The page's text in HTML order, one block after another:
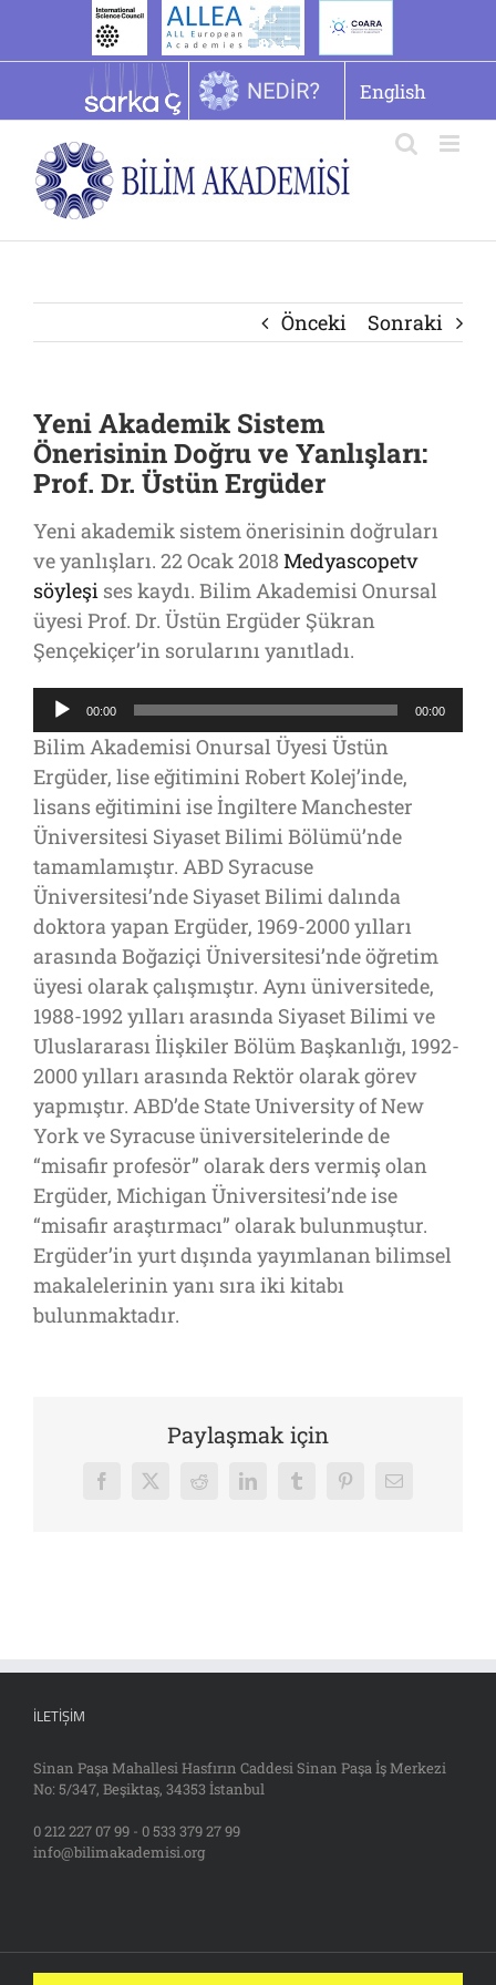
English
Önceki Sonraki
Yeni Akademik Sistem
Önerisinin Doğru ve Yanlışları:
Prof. Dr. Üstün Ergüder
Yeni akademik sistem önerisinin doğruları
ve yanlışları. 22 Ocak 2018 Medyascopetv
söyleşi ses kaydı. Bilim Akademisi Onursal
üyesi Prof. Dr. Üstün Ergüder Şükran
Şençekiçer’in sorularını yanıtladı.
Ses
oynatıcı
00:00 00:00
Bilim Akademisi Onursal Üyesi Üstün
Ergüder, lise eğitimini Robert Kolej’inde,
lisans eğitimini ise İngiltere Manchester
Üniversitesi Siyaset Bilimi Bölümü’nde
tamamlamıştır. ABD Syracuse
Üniversitesi’nde Siyaset Bilimi dalında
doktora yapan Ergüder, 1969-2000 yılları
arasında Boğaziçi Üniversitesi’nde öğretim
üyesi olarak çalışmıştır. Aynı üniversitede,
1988-1992 yılları arasında Siyaset Bilimi ve
Uluslararası İlişkiler Bölüm Başkanlığı, 1992-
2000 yılları arasında Rektör olarak görev
yapmıştır. ABD’de State University of New
York ve Syracuse üniversitelerinde de
“misafir profesör” olarak ders vermiş olan
Ergüder, Michigan Üniversitesi’nde ise
“misafir araştırmacı” olarak bulunmuştur.
Ergüder’in yurt dışında yayımlanan bilimsel
makalelerinin yanı sıra iki kitabı
bulunmaktadır.
Paylaşmak için
Facebook
X Reddit LinkedInTumblrPinterest
E-
İLETIŞIM
Sinan Paşa Mahallesi Hasfırın Caddesi Sinan Paşa İş Merkezi
No: 5/347, Beşiktaş, 34353 İstanbul
0 212 227 07 99 - 0 533 379 27 99
info@bilimakademisi.org